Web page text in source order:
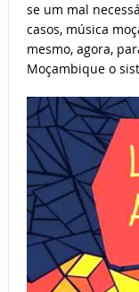
se um mal
casos, música
mesmo, agora,
Moçambique o